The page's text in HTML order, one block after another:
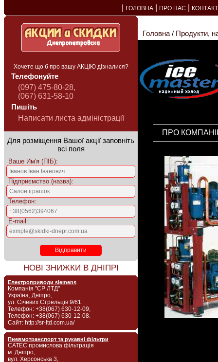
ГОЛОВНА ПРО НАС
Хочете що б про вашу АКЦІЮ дізналися?
Телефонуйте
(097) 475-80-28,
(067) 631-58-10
Пишіть
Написати листа адміністрації
Для розміщення Вашої акції заповніть
всі поля
Ваше Им'я (ПІБ):
Підприємство (назва):
Телефон:
E-mail:
НОВІ ЗНИЖКИ В ДНІПРІ
Електроприводи siemens
Компанія "СР ЛТД"
Україна, Дніпро,
ул. Січевих Стрельців 9/61.
Телефон: +38(067) 630-12-09,
Телефон: +38(067) 630-12-08.
Сайт: http://sr-ltd.com.ua/
Пневмотранспорт та рукавні фільтри
САТЕС промислова фільтрація
м. Дніпро,
вул. Херсонська 3,
Головна / Продукти,
ПРО